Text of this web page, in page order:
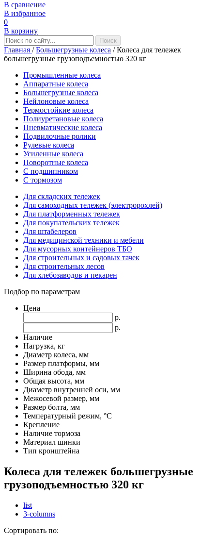
В сравнение
В избранное
0
В корзину
Главная / Большегрузные колеса / Колеса для тележек
большегрузные грузоподъемностью 320 кг
Промышленные колеса
Аппаратные колеса
Большегрузные колеса
Нейлоновые колеса
Термостойкие колеса
Полиуретановые колеса
Пневматические колеса
Подвилочные ролики
Рулевые колеса
Усиленные колеса
Поворотные колеса
С подшипником
С тормозом
Для складских тележек
Для самоходных тележек (электророхлей)
Для платформенных тележек
Для покупательских тележек
Для штабелеров
Для медицинской техники и мебели
Для мусорных контейнеров ТБО
Для строительных и садовых тачек
Для строительных лесов
Для хлебозаводов и пекарен
Подбор по параметрам
Цена
р.
р.
Наличие
Нагрузка, кг
Диаметр колеса, мм
Размер платформы, мм
Ширина обода, мм
Общая высота, мм
Диаметр внутренней оси, мм
Межосевой размер, мм
Размер болта, мм
Температурный режим, °С
Крепление
Наличие тормоза
Материал шинки
Тип кронштейна
Колеса для тележек большегрузные
грузоподъемностью 320 кг
list
3-columns
Сортировать по: